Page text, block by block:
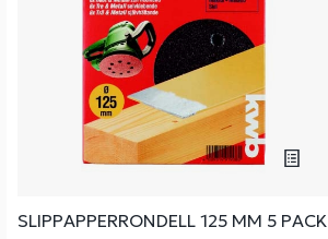
SLIPPAPPERRONDELL 125 MM 5 PACK